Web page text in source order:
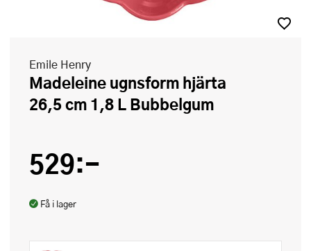
Emile Henry
Madeleine ugnsform hjärta
26,5 cm 1,8 L Bubbelgum
529:-
Få i lager